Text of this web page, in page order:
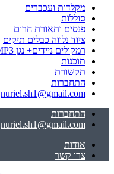
מקלדות ועכברים
סוללות
פנסים ותאורת חרום
ציוד נלווה כבלים תיקים
רמקולים ניידים+ נגן MP3
תוכנות
תקשורת
התחברות
nuriel.sh1@gmail.com
התחברות
nuriel.sh1@gmail.com
אודות
צרו קשר